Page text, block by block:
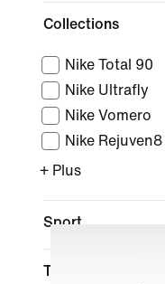
Collections
Nike Total 90
Nike Ultrafly
Nike Vomero
Nike Rejuven8
+ Plus
Sport
Type de coupe des